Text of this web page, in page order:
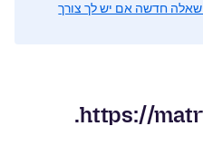
שאלה חדשה אם יש לך צורך
https://